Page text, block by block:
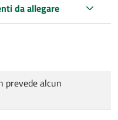
da allegare
prevede alcun